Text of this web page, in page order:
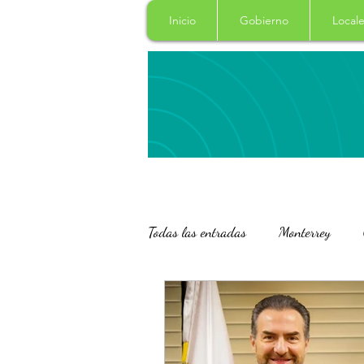
Inicio Gobierno
Todas las entradas Monterrey
San Pedro Garza Garcia